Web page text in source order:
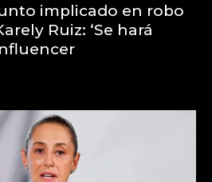
implicado en robo
Ruiz: ‘Se hará